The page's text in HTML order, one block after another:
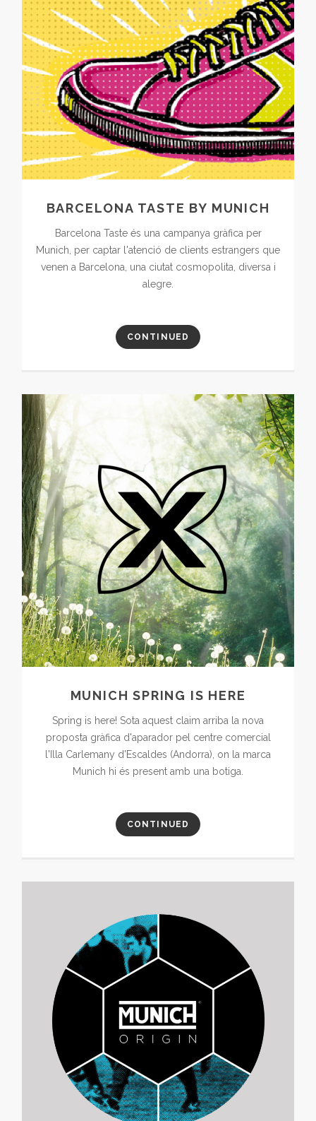
BARCELONA TASTE BY MUNICH
Barcelona Taste és una campanya gràfica per
Munich, per captar l'atenció de clients estrangers que
venen a Barcelona, una ciutat cosmopolita, diversa i
alegre.
CONTINUED
MUNICH SPRING IS HERE
Spring is here! Sota aquest claim arriba la nova
proposta gràfica d'aparador pel centre comercial
l'Illa Carlemany d'Escaldes (Andorra), on la marca
Munich hi és present amb una botiga.
CONTINUED